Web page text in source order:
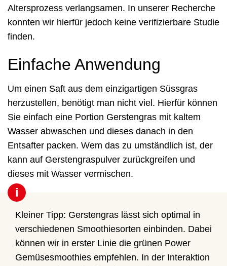
Altersprozess verlangsamen. In unserer Recherche
konnten wir hierfür jedoch keine verifizierbare Studie
finden.
Einfache Anwendung
Um einen Saft aus dem einzigartigen Süssgras
herzustellen, benötigt man nicht viel. Hierfür können
Sie einfach eine Portion Gerstengras mit kaltem
Wasser abwaschen und dieses danach in den
Entsafter packen. Wem das zu umständlich ist, der
kann auf Gerstengraspulver zurückgreifen und
dieses mit Wasser vermischen.
i
Kleiner Tipp: Gerstengras lässt sich optimal in
verschiedenen Smoothiesorten einbinden. Dabei
können wir in erster Linie die grünen Power
Gemüsesmoothies empfehlen. In der Interaktion